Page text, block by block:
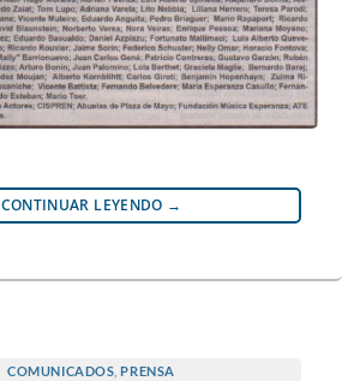
CONTINUAR LEYENDO →
COMUNICADOS ,PRENSA